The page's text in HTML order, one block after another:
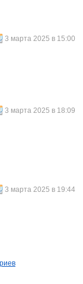
3 марта 2025 в 15:00
3 марта 2025 в 18:09
3 марта 2025 в 19:44